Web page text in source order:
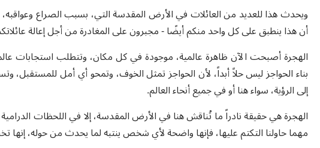
ويحدث هذا للعديد من العائلات في الأرض المقدسة التي، بسبب الصراع
أن هذا ينطبق على كل واحد منكم أيضًا - مجبرون على المغادرة من أجل إعالة
الهجرة أصبحت الآن ظاهرة عالمية، موجودة في كل مكان، وتتطلب استجابات
بناء الحواجز ليس حلاً أبداً، لأن الحواجز تمثل الخوف، وتمحو أي أمل للمستقبل،
إلى الرؤية، سواء هنا أو في جميع أنحاء العالم.
الهجرة هي حقيقة نادراً ما تُناقش هنا في الأرض المقدسة، إلا في اللحظات
مهما حاولنا التكتم عليها، فإنها واضحة لأي شخص ينتبه لما يحدث من حوله،